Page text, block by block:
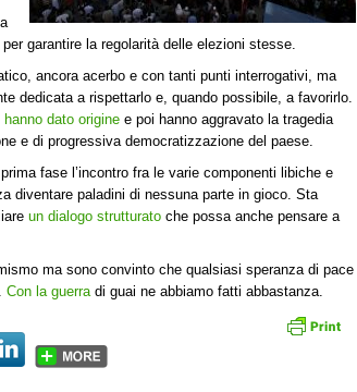
garantire la regolarità delle elezioni stesse.
ancora acerbo e con tanti punti interrogativi, ma
dedicata a rispettarlo e, quando possibile, a favorirlo.
hanno dato origine e poi hanno aggravato la tragedia
e di progressiva democratizzazione del paese.
fase l’incontro fra le varie componenti libiche e
diventare paladini di nessuna parte in gioco. Sta
un dialogo strutturato che possa anche pensare a
ma sono convinto che qualsiasi speranza di pace
Con la guerradi guai ne abbiamo fatti abbastanza.